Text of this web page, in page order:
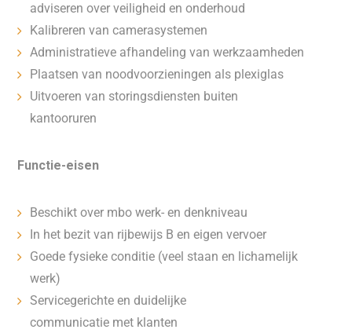
adviseren over veiligheid en onderhoud
Kalibreren van camerasystemen
Administratieve afhandeling van werkzaamheden
Plaatsen van noodvoorzieningen als plexiglas
Uitvoeren van storingsdiensten buiten
kantooruren
Functie-eisen
Beschikt over mbo werk- en denkniveau
In het bezit van rijbewijs B en eigen vervoer
Goede fysieke conditie (veel staan en lichamelijk
werk)
Servicegerichte en duidelijke
communicatie met klanten